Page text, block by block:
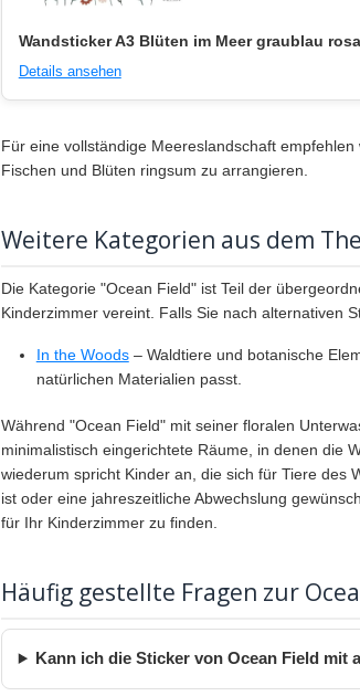
Wandsticker A3 Blüten im Meer graublau rosa
Details ansehen
Für eine vollständige Meereslandschaft
Fischen und Blüten ringsum zu arrangieren.
Weitere Kategorien aus dem
Die Kategorie "Ocean Field" ist Teil der
Kinderzimmer vereint. Falls Sie nach alternativen
In the Woods– Waldtiere und botanische
natürlichen Materialien passt.
Während "Ocean Field" mit seiner floralen
minimalistisch eingerichtete Räume, in denen die
wiederum spricht Kinder an, die sich für Tiere des
ist oder eine jahreszeitliche Abwechslung
für Ihr Kinderzimmer zu finden.
Häufig gestellte Fragen zur
Kann ich die Sticker von Ocean Field mit